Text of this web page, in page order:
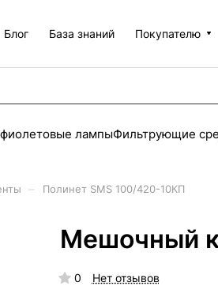
Блог База знаний Покупателю
лампыФильтрующие
Полинет SMS 100/420-10КП
Мешочный
0 Нет отзывов